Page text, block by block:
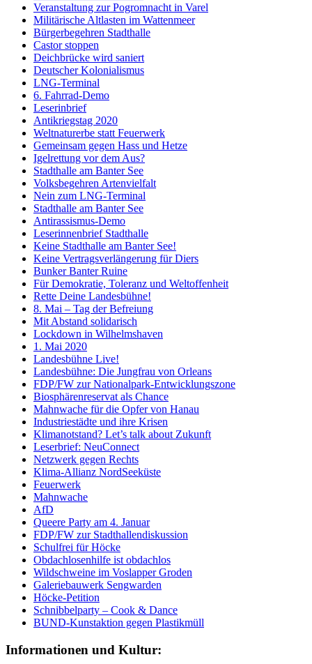
Veranstaltung zur Pogromnacht in Varel
Militärische Altlasten im Wattenmeer
Bürgerbegehren Stadthalle
Castor stoppen
Deichbrücke wird saniert
Deutscher Kolonialismus
LNG-Terminal
6. Fahrrad-Demo
Leserinbrief
Antikriegstag 2020
Weltnaturerbe statt Feuerwerk
Gemeinsam gegen Hass und Hetze
Igelrettung vor dem Aus?
Stadthalle am Banter See
Volksbegehren Artenvielfalt
Nein zum LNG-Terminal
Stadthalle am Banter See
Antirassismus-Demo
Leserinnenbrief Stadthalle
Keine Stadthalle am Banter See!
Keine Vertragsverlängerung für Diers
Bunker Banter Ruine
Für Demokratie, Toleranz und Weltoffenheit
Rette Deine Landesbühne!
8. Mai – Tag der Befreiung
Mit Abstand solidarisch
Lockdown in Wilhelmshaven
1. Mai 2020
Landesbühne Live!
Landesbühne: Die Jungfrau von Orleans
FDP/FW zur Nationalpark-Entwicklungszone
Biosphärenreservat als Chance
Mahnwache für die Opfer von Hanau
Industriestädte und ihre Krisen
Klimanotstand? Let’s talk about Zukunft
Leserbrief: NeuConnect
Netzwerk gegen Rechts
Klima-Allianz NordSeeküste
Feuerwerk
Mahnwache
AfD
Queere Party am 4. Januar
FDP/FW zur Stadthallendiskussion
Schulfrei für Höcke
Obdachlosenhilfe ist obdachlos
Wildschweine im Voslapper Groden
Galeriebauwerk Sengwarden
Höcke-Petition
Schnibbelparty – Cook & Dance
BUND-Kunstaktion gegen Plastikmüll
Informationen und Kultur: